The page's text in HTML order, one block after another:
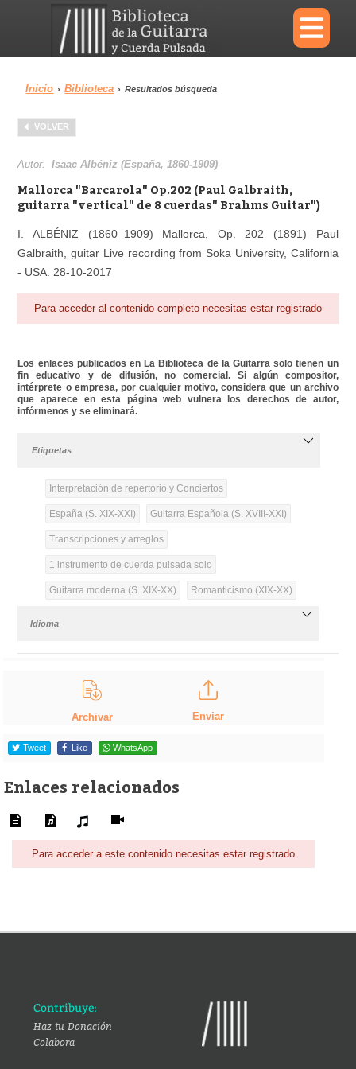
×
Menu
Biblioteca
Área personal Reproductor
Inicio › Biblioteca › Resultados búsqueda
VOLVER
Autor:Isaac Albéniz (España, 1860-1909)
Mallorca "Barcarola" Op.202 (Paul Galbraith,
guitarra "vertical" de 8 cuerdas" Brahms Guitar")
I. ALBÉNIZ (1860–1909) Mallorca, Op. 202 (1891) Paul
Galbraith, guitar Live recording from Soka University, California
- USA. 28-10-2017
Para acceder al contenido completo necesitas estar registrado
Los enlaces publicados en La Biblioteca de la Guitarra solo tienen un
fin educativo y de difusión, no comercial. Si algún compositor,
intérprete o empresa, por cualquier motivo, considera que un archivo
que aparece en esta página web vulnera los derechos de autor,
infórmenos y se eliminará.
Etiquetas
Interpretación de repertorio y Conciertos
España (S. XIX-XXI) Guitarra Española (S. XVIII-XXI)
Transcripciones y arreglos
1 instrumento de cuerda pulsada solo
Guitarra moderna (S. XIX-XX) Romanticismo (XIX-XX)
Idioma
Archivar Enviar
Tweet Like WhatsApp
Enlaces relacionados
Para acceder a este contenido necesitas estar registrado
Contribuye:
Haz tu Donación
Colabora